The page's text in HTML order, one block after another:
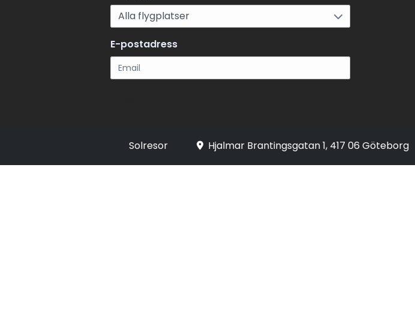
E-postadress
Solresor Hjalmar Brantingsgatan 1, 417 06 Göteborg